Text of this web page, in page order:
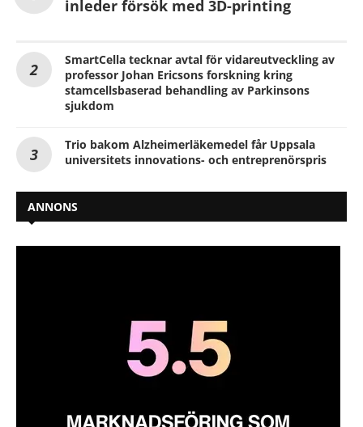
inleder försök med 3D-printing
SmartCella tecknar avtal för vidareutveckling av
professor Johan Ericsons forskning kring
stamcellsbaserad behandling av Parkinsons
sjukdom
Trio bakom Alzheimerläkemedel får Uppsala
universitets innovations- och entreprenörspris
ANNONS